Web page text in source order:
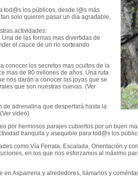
tod@s los públicos, desde l@s más
solo quieren pasar un día agradable,
actividades:
de las formas mas divertidas de
el cauce de un río sorteando
conocer los secretos mas ocultos de la
mas de 80 millones de años. Una ruta
nos darán a conocer las joyas que se
que son nuestras cuevas. (Ver
de adrenalina que despertará hasta la
video)
por hermosos parajes cubiertos por un buen
tranquila y asequible para tod@s los
como Vía Ferrata, Escalada, Orientación y
en los que nos esforzamos al máximo
en Asparrena y alrededores, llámanos y